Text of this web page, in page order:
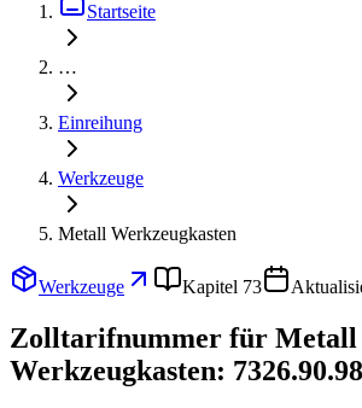
Startseite
…
Einreihung
Werkzeuge
Metall Werkzeugkasten
Werkzeuge Kapitel 73
Zolltarifnummer für Metall
Werkzeugkasten: